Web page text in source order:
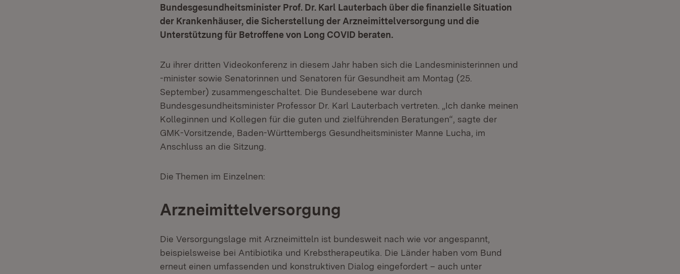
Bundesgesundheitsminister Prof. Dr. Karl Lauterbach über die finanzielle Situation
der Krankenhäuser, die Sicherstellung der Arzneimittelversorgung und die
Unterstützung für Betroffene von Long COVID beraten.
Zu ihrer dritten Videokonferenz in diesem Jahr haben sich die Landesministerinnen und
-minister sowie Senatorinnen und Senatoren für Gesundheit am Montag (25.
September) zusammengeschaltet. Die Bundesebene war durch
Bundesgesundheitsminister Professor Dr. Karl Lauterbach vertreten. „Ich danke meinen
Kolleginnen und Kollegen für die guten und zielführenden Beratungen“, sagte der
GMK-Vorsitzende, Baden-Württembergs Gesundheitsminister Manne Lucha, im
Anschluss an die Sitzung.
Die Themen im Einzelnen:
Arzneimittelversorgung
Die Versorgungslage mit Arzneimitteln ist bundesweit nach wie vor angespannt,
beispielsweise bei Antibiotika und Krebstherapeutika. Die Länder haben vom Bund
erneut einen umfassenden und konstruktiven Dialog eingefordert – auch unter